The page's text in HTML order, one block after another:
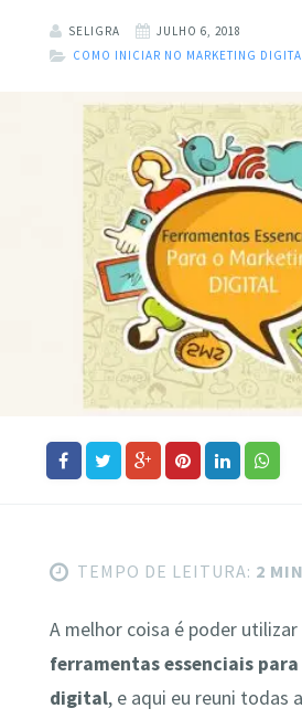
SELIGRA
JULHO 6, 2018
COMO INICIAR NO MARKETING
TEMPO DE LEITURA: 2
A melhor coisa é poder utilizar
ferramentas essenciais
digital, e aqui eu reuni todas